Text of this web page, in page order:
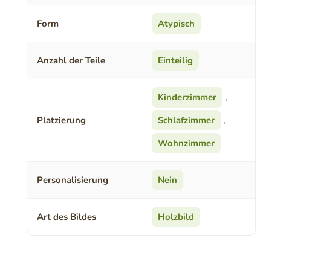
Form Atypisch
Anzahl der Teile Einteilig
Platzierung
Kinderzimmer
,
Schlafzimmer
,
Wohnzimmer
Personalisierung Nein
Art des Bildes Holzbild